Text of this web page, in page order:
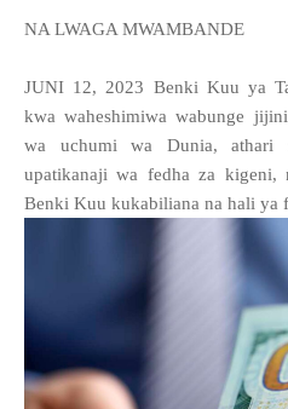
NA LWAGA MWAMBANDE
JUNI 12, 2023 Benki Kuu ya
kwa waheshimiwa wabunge
wa uchumi wa Dunia, athari
upatikanaji wa fedha za kigeni,
Benki Kuu kukabiliana na hali ya